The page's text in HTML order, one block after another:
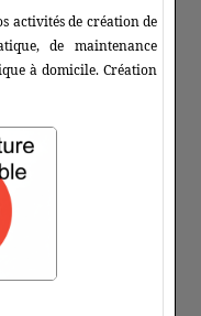
activités de création de
de maintenance
à domicile. Création